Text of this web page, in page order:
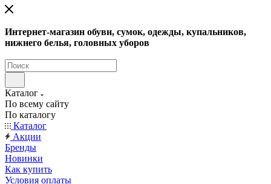
Интернет-магазин обуви, сумок, одежды, купальников,
нижнего белья, головных уборов
Каталог
По всему сайту
По каталогу
Каталог
Акции
Бренды
Новинки
Как купить
Условия оплаты